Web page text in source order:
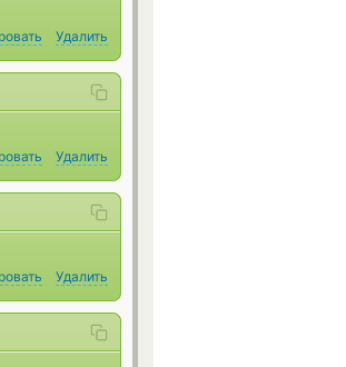
Удалить
Удалить
Удалить